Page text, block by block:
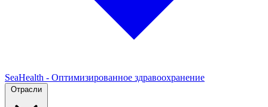
SeaHealth - Оптимизированное здравоохранение